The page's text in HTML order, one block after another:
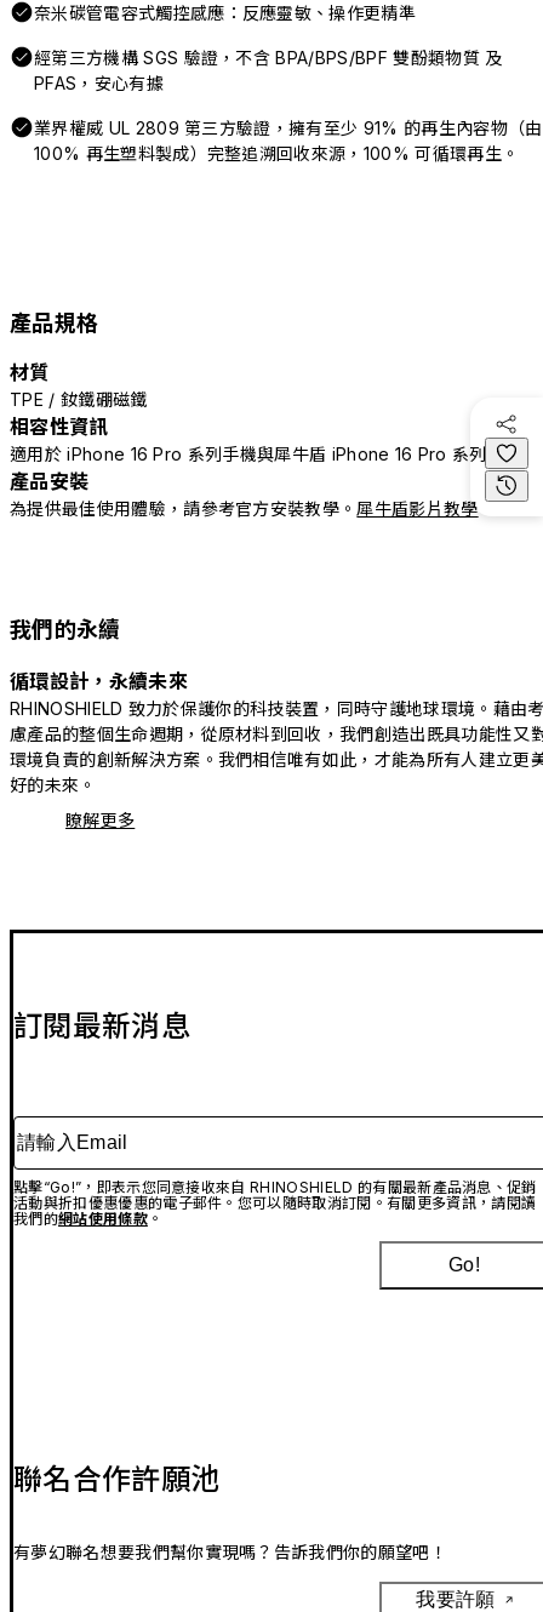
奈米碳管電容式觸控感應：反應靈敏、操作更精準
經第三方機構 SGS 驗證，不含 BPA/BPS/BPF 雙酚類物質 及
PFAS，安心有據
業界權威 UL 2809 第三方驗證，擁有至少 91% 的再生內容物（由
100% 再生塑料製成）完整追溯回收來源，100% 可循環再生。
產品規格
材質
TPE / 釹鐵硼磁鐵
相容性資訊
適用於 iPhone 16 Pro 系列手機與犀牛盾 iPhone 16 Pro 系列配件
產品安裝
為提供最佳使用體驗，請參考官方安裝教學。 犀牛盾影片教學
我們的永續
循環設計，永續未來
RHINOSHIELD 致力於保護你的科技裝置，同時守護地球環境。藉由
慮產品的整個生命週期，從原材料到回收，我們創造出既具功能性又
環境負責的創新解決方案。我們相信唯有如此，才能為所有人建立更
好的未來。
瞭解更多
訂閱最新消息
請輸入Email
點擊“Go!”，即表示您同意接收來自 RHINOSHIELD 的有關最新產品消息、促銷
活動與折扣優惠優惠的電子郵件。您可以隨時取消訂閱。有關更多資訊，請閱讀
我們的網站使用條款。
Go!
聯名合作許願池
有夢幻聯名想要我們幫你實現嗎？告訴我們你的願望吧！
我要許願